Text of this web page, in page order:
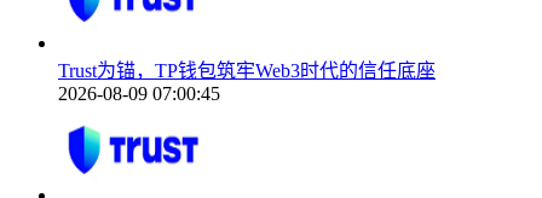
Trust为锚，TP钱包筑牢Web3时代的信任底座
2026-08-09 07:00:45